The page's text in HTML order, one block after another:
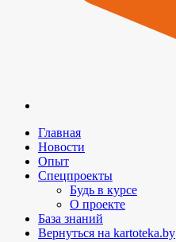
Главная
Новости
Опыт
Спецпроекты
Будь в курсе
О проекте
База знаний
Вернуться на kartoteka.by